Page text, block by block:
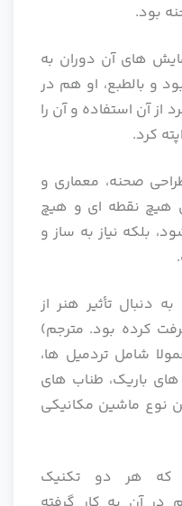
بود.
های آن دوران به
و بالطبع، او هم در
از آن استفاده و آن را
کرد.
صحنه، معماری و
هیچ نقطه ای و هیچ
بلکه نیاز به ساز و
دنبال تأثیر هنر از
کرده بود. مترجم)
شامل تردمیل ها،
های باریک، طناب های
نوع ماشین مکانیکی
که هر دو تکنیک